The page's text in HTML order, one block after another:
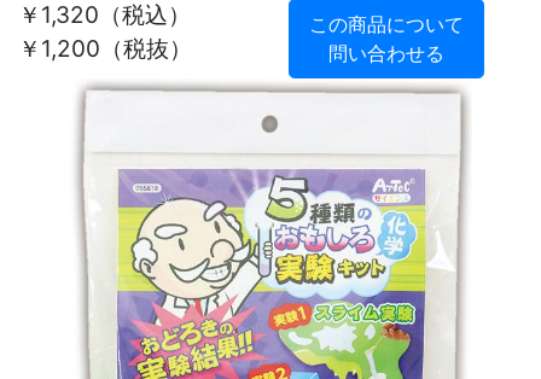
￥1,320 （税込）
￥1,200（税抜）
この商品について
問い合わせる